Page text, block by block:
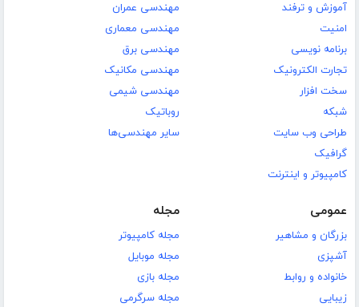
آموزش و ترفند
امنیت
برنامه نویسی
تجارت الکترونیک
سخت افزار
شبکه
طراحی وب سایت
گرافیک
کامپیوتر و اینترنت
مهندسی عمران
مهندسی معماری
مهندسی برق
مهندسی مکانیک
مهندسی شیمی
روباتیک
سایر مهندسی‌ها
عمومی
بزرگان و مشاهیر
آشپزی
خانواده و روابط
زیبایی
مجله
مجله کامپیوتر
مجله موبایل
مجله بازی
مجله سرگرمی